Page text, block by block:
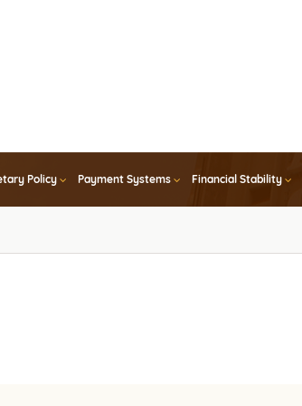
Policy Payment Systems Financial Stability